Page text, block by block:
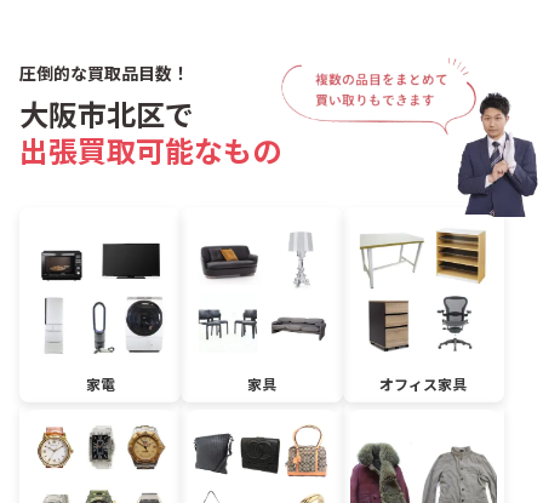
圧倒的な買取品目数！
大阪市北区で
出張買取可能なもの
家電 家具 オフィス家具